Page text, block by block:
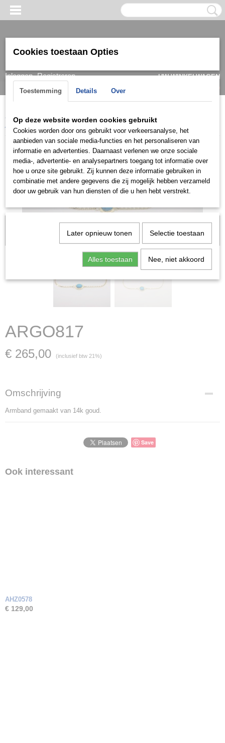
Inloggen Registreren
UW WINKELWAGEN
(0)
Home > Armband > Dames Goud/ witgoud >
ARGO817
Let op: het kan voorkomen dat het product onlangs in de zaak is
verkocht; in dat geval nemen wij contact met u op.
ARGO817
€ 265,00 (inclusief btw 21%)
Omschrijving
Armband gemaakt van 14k goud.
Save
Ook interessant
AHZ0578
€ 129,00
Cookies toestaan Opties
Toestemming Details Over
Op deze website worden cookies gebruikt
Cookies worden door ons gebruikt voor verkeersanalyse, het
aanbieden van sociale media-functies en het personaliseren van
informatie en advertenties. Daarnaast verlenen we onze sociale
media-, advertentie- en analysepartners toegang tot informatie over
hoe u onze site gebruikt. Zij kunnen deze informatie gebruiken in
combinatie met andere gegevens die zij mogelijk hebben verzameld
door uw gebruik van hun diensten of die u hen hebt verstrekt.
Later opnieuw tonen Selectie toestaan
Alles toestaan Nee, niet akkoord